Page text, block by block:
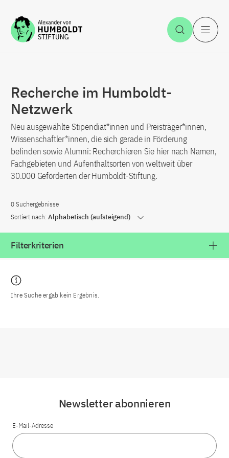
Zum Inhalt springen Suche
Recherche im Humboldt-
Netzwerk
Neu ausgewählte Stipendiat*innen und Preisträger*innen,
Wissenschaftler*innen, die sich gerade in Förderung
befinden sowie Alumni: Recherchieren Sie hier nach Namen,
Fachgebieten und Aufenthaltsorten von weltweit über
30.000 Geförderten der Humboldt-Stiftung.
0 Suchergebnisse
Sortiert nach: Alphabetisch (aufsteigend)
Filterkriterien
Ihre Suche ergab kein Ergebnis.
Newsletter abonnieren
E-Mail-Adresse